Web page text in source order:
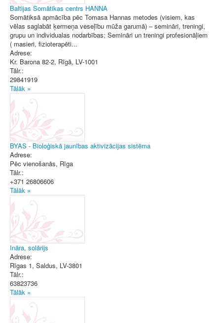
Baltijas Somātikas centrs HANNA
Somātiksā apmācība pēc Tomasa Hannas metodes (visiem, kas
vēlas saglabāt ķermeņa veseļību mūža garumā) – semināri, treningi,
grupu un individualas nodarbības; Semināri un treningi profesionāļiem
( masieri, fizioterapēti...
Adrese:
Kr. Barona 82-2, Rīgā, LV-1001
Tālr.:
29841919
Tālāk »
BYAS - Bioloģiskā jaunības aktivizācijas sistēma
Adrese:
Pēc vienošanās, Rīga
Tālr.:
+371 26806606
Tālāk »
Ināra, solārijs
Adrese:
Rīgas 1, Saldus, LV-3801
Tālr.:
63823736
Tālāk »